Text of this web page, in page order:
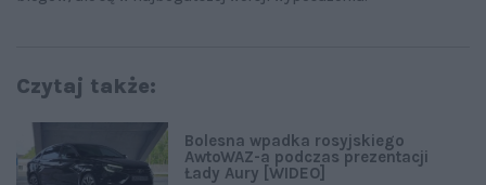
Czytaj także:
Bolesna wpadka rosyjskiego
AwtoWAZ-a podczas prezentacji
Łady Aury [WIDEO]